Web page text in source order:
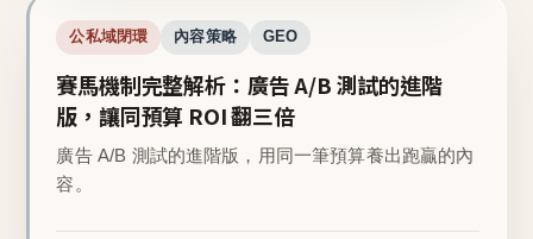
公私域閉環 內容策略 GEO
賽馬機制完整解析：廣告 A/B 測試的進階
版，讓同預算 ROI 翻三倍
廣告 A/B 測試的進階版，用同一筆預算養出跑贏的內
容。